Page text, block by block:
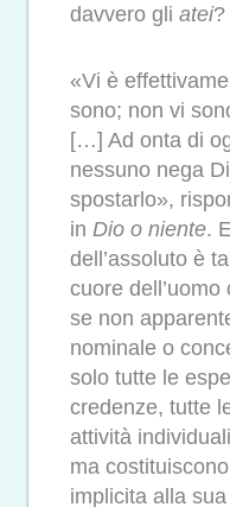
davvero gli atei?
«Vi è
sono; non vi
[…] Ad onta di
nessuno nega
spostarlo»,
in Dio o niente.
dell’assoluto è
cuore
se non
nominale o
solo tutte le
credenze, tutte
attività
ma
implicita alla